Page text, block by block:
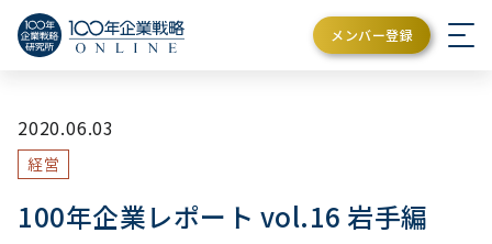
メンバー登録
2020.06.03
経営
100年企業レポート vol.16 岩手編